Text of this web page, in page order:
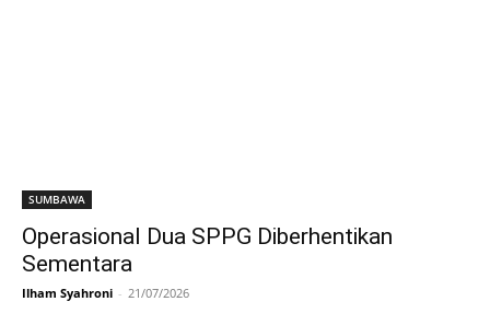
SUMBAWA
Operasional Dua SPPG Diberhentikan
Sementara
Ilham Syahroni - 21/07/2026